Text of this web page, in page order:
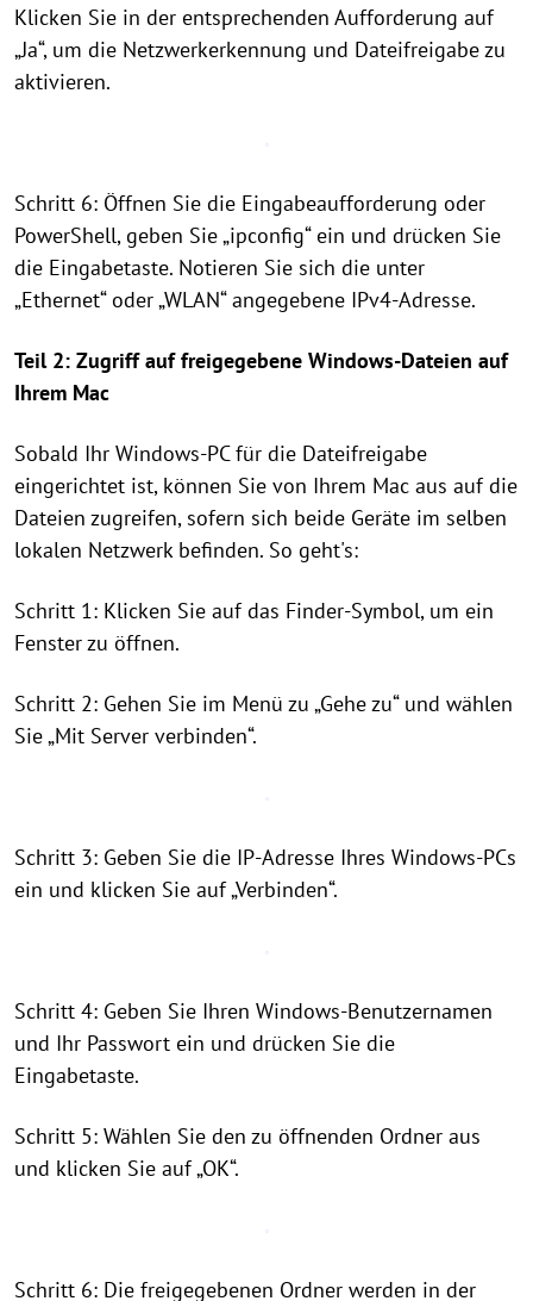
Klicken Sie in der entsprechenden Aufforderung auf
„Ja“, um die Netzwerkerkennung und Dateifreigabe zu
aktivieren.
Schritt 6: Öffnen Sie die Eingabeaufforderung oder
PowerShell, geben Sie „ipconfig“ ein und drücken Sie
die Eingabetaste. Notieren Sie sich die unter
„Ethernet“ oder „WLAN“ angegebene IPv4-Adresse.
Teil 2: Zugriff auf freigegebene Windows-Dateien auf
Ihrem Mac
Sobald Ihr Windows-PC für die Dateifreigabe
eingerichtet ist, können Sie von Ihrem Mac aus auf die
Dateien zugreifen, sofern sich beide Geräte im selben
lokalen Netzwerk befinden. So geht's:
Schritt 1: Klicken Sie auf das Finder-Symbol, um ein
Fenster zu öffnen.
Schritt 2: Gehen Sie im Menü zu „Gehe zu“ und wählen
Sie „Mit Server verbinden“.
Schritt 3: Geben Sie die IP-Adresse Ihres Windows-PCs
ein und klicken Sie auf „Verbinden“.
Schritt 4: Geben Sie Ihren Windows-Benutzernamen
und Ihr Passwort ein und drücken Sie die
Eingabetaste.
Schritt 5: Wählen Sie den zu öffnenden Ordner aus
und klicken Sie auf „OK“.
Schritt 6: Die freigegebenen Ordner werden in der